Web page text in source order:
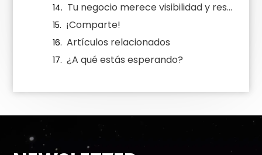
Tu negocio merece visibilidad y resultados
¡Comparte!
Artículos relacionados
¿A qué estás esperando?